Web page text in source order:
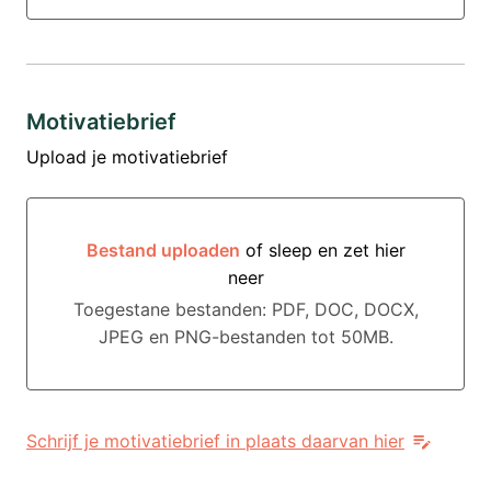
Motivatiebrief
Upload je motivatiebrief
Bestand uploaden of sleep en zet hier
neer
Bestand uploaden of sleep en zet hier neer
Toegestane bestanden: PDF, DOC, DOCX,
JPEG en PNG-bestanden tot 50MB.
Schrijf je motivatiebrief in plaats daarvan hier